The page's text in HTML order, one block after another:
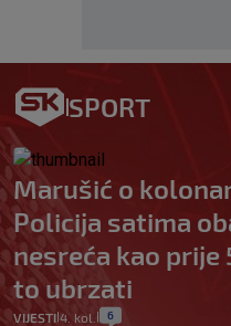
SPORT
Marušić o
Policija satima
nesreća kao prije
to ubrzati
VIJESTI 4. kol. 6